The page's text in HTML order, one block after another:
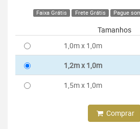
Faixa Grátis Frete Grátis Pague
Tamanhos
1,0m x 1,0m
1,2m x 1,0m
1,5m x 1,0m
Comprar